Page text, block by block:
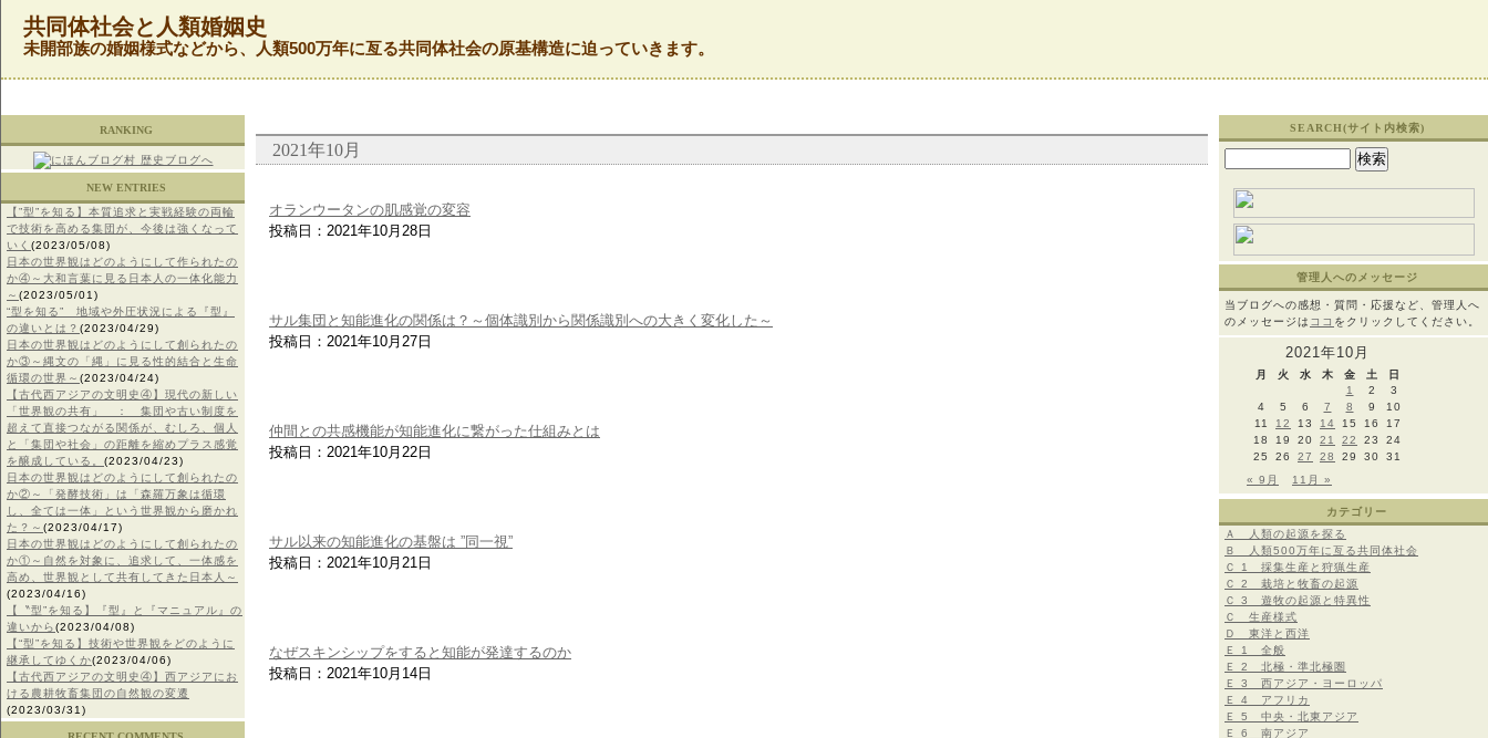
共同体社会と人類婚姻史
未開部族の婚姻様式などから、人類500万年に亙る共同体社会の原基構造に迫っていきます。
RANKING
NEW ENTRIES
【”型”を知る】本質追求と実戦経験の両輪
で技術を高める集団が、今後は強くなって
いく (2023/05/08)
日本の世界観はどのようにして作られたの
か④～大和言葉に見る日本人の一体化能力
～ (2023/05/01)
“型を知る” 地域や外圧状況による『型』
の違いとは？ (2023/04/29)
日本の世界観はどのようにして創られたの
か③～縄文の「縄」に見る性的結合と生命
循環の世界～ (2023/04/24)
【古代西アジアの文明史④】現代の新しい
「世界観の共有」 ： 集団や古い制度を
超えて直接つながる関係が、むしろ、個人
と「集団や社会」の距離を縮めプラス感覚
を醸成している。 (2023/04/23)
日本の世界観はどのようにして創られたの
か②～「発酵技術」は「森羅万象は循環
し、全ては一体」という世界観から磨かれ
た？～ (2023/04/17)
日本の世界観はどのようにして創られたの
か①～自然を対象に、追求して、一体感を
高め、世界観として共有してきた日本人～
(2023/04/16)
【〝型”を知る】『型』と『マニュアル』の
違いから(2023/04/08)
【“型”を知る】技術や世界観をどのように
継承してゆくか(2023/04/06)
【古代西アジアの文明史④】西アジアにお
ける農耕牧畜集団の自然観の変遷
(2023/03/31)
2021年10月
オランウータンの肌感覚の変容
投稿日：2021年10月28日
サル集団と知能進化の関係は？～個体識別から関係識別への大きく変化した～
投稿日：2021年10月27日
仲間との共感機能が知能進化に繋がった仕組みとは
投稿日：2021年10月22日
サル以来の知能進化の基盤は ”同一視”
投稿日：2021年10月21日
なぜスキンシップをすると知能が発達するのか
投稿日：2021年10月14日
SEARCH(サイト内検索)
索:
管理人へのメッセージ
当ブログへの感想・質問・応援など、管理人へ
のメッセージは ココ をクリックしてください。
2021年10月
月 火 水 木 金 土
日
1
2
3
4
5 6 7 8 9
10
11
12 13 14 15 16
17
18
19 20 21 22 23
24
25
26 27 28 29 30
31
« 9月
11月 »
カテゴリー
Ａ 人類の起源を探る
Ｂ 人類500万年に亙る共同体社会
Ｃ 1 採集生産と狩猟生産
Ｃ 2 栽培と牧畜の起源
Ｃ 3 遊牧の起源と特異性
Ｃ 生産様式
Ｄ 東洋と西洋
Ｅ 1 全般
Ｅ 2 北極・準北極圏
Ｅ 3 西アジア・ヨーロッパ
Ｅ 4 アフリカ
Ｅ 5 中央・北東アジア
Ｅ 6 南アジア